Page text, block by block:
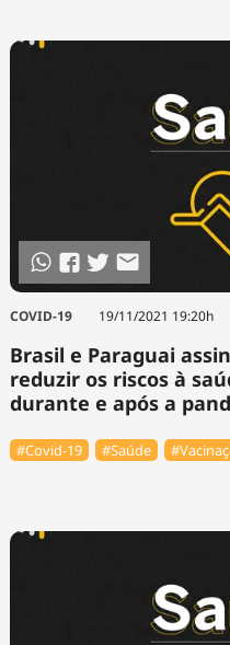
COVID-19 19/11/2021 19:20h
Brasil e Paraguai
reduzir os riscos à
durante e após a
#Covid-19 #Saúde